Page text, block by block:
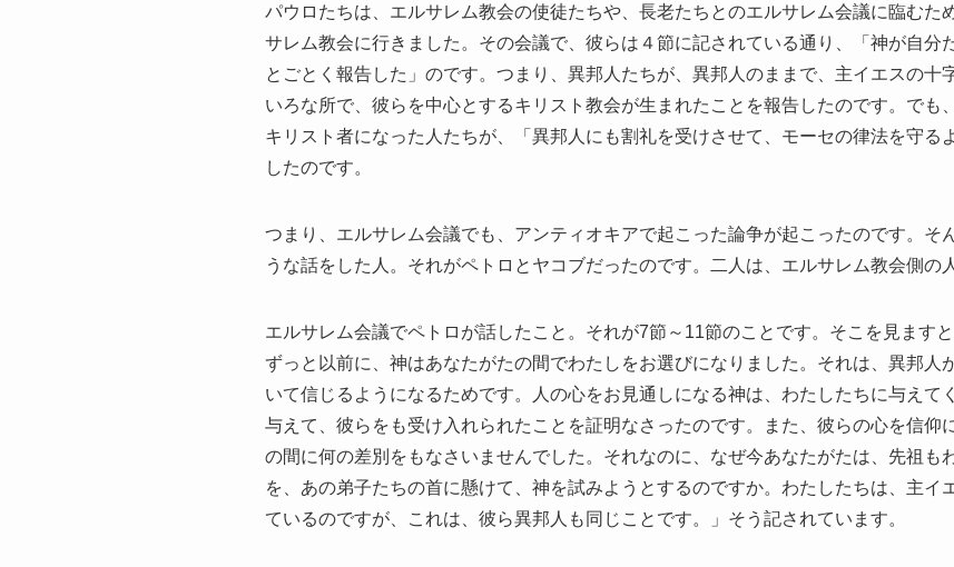
パウロたちは、エルサレム教会の使徒たちや、長老たちとのエルサレム会議に臨むた
サレム教会に行きました。その会議で、彼らは４節に記されている通り、「神が自分
とごとく報告した」のです。つまり、異邦人たちが、異邦人のままで、主イエスの十
いろな所で、彼らを中心とするキリスト教会が生まれたことを報告したのです。でも
キリスト者になった人たちが、「異邦人にも割礼を受けさせて、モーセの律法を守る
したのです。
つまり、エルサレム会議でも、アンティオキアで起こった論争が起こったのです。そ
うな話をした人。それがペトロとヤコブだったのです。二人は、エルサレム教会側の
エルサレム会議でペトロが話したこと。それが7節～11節のことです。そこを見ます
ずっと以前に、神はあなたがたの間でわたしをお選びになりました。それは、異邦人
いて信じるようになるためです。人の心をお見通しになる神は、わたしたちに与えて
与えて、彼らをも受け入れられたことを証明なさったのです。また、彼らの心を信仰
の間に何の差別をもなさいませんでした。それなのに、なぜ今あなたがたは、先祖も
を、あの弟子たちの首に懸けて、神を試みようとするのですか。わたしたちは、主イ
ているのですが、これは、彼ら異邦人も同じことです。」そう記されています。